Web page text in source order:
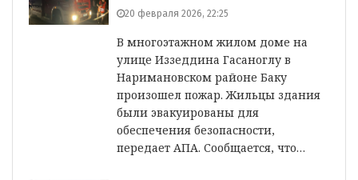
20 февраля 2026, 22:25
В многоэтажном жилом доме на
улице Иззеддина Гасаноглу в
Наримановском районе Баку
произошел пожар. Жильцы здания
были эвакуированы для
обеспечения безопасности,
передает АПА. Сообщается, что…